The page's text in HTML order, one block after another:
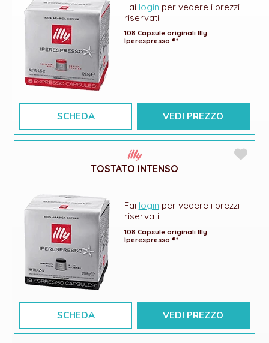
Fai login per vedere i prezzi
riservati
108 Capsule originali Illy
Iperespresso ®*
SCHEDA VEDI PREZZO
TOSTATO INTENSO
Fai login per vedere i prezzi
riservati
108 Capsule originali Illy
Iperespresso ®*
SCHEDA VEDI PREZZO